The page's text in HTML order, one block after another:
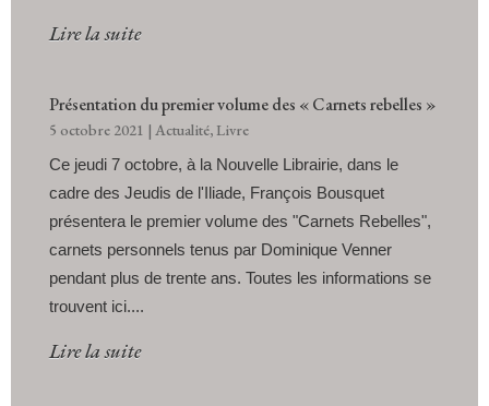
Lire la suite
Présentation du premier volume des « Carnets rebelles »
5 octobre 2021 | Actualité,Livre
Ce jeudi 7 octobre, à la Nouvelle Librairie, dans le
cadre des Jeudis de l'Iliade, François Bousquet
présentera le premier volume des "Carnets Rebelles",
carnets personnels tenus par Dominique Venner
pendant plus de trente ans. Toutes les informations se
trouvent ici....
Lire la suite